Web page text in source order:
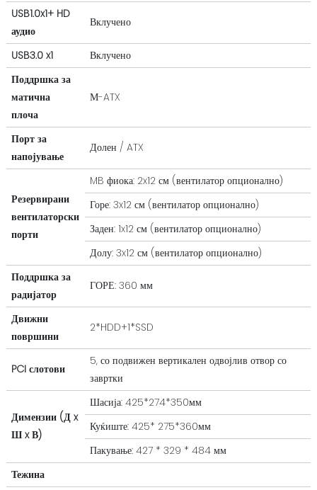
USB1.0x1+ HD
аудио
Вклучено
USB3.0 x1
Вклучено
Поддршка за
матична
плоча
М-ATX
Порт за
напојување
Долен / ATX
Резервирани
вентилаторски
порти
MB фиока: 2x12 см (вентилатор опционално)
Горе: 3x12 см (вентилатор опционално)
Заден: 1x12 см (вентилатор опционално)
Долу: 3x12 см (вентилатор опционално)
Поддршка за
радијатор
ГОРЕ: 360 мм
Движни
површини
2*HDD+1*SSD
PCI слотови
5, со подвижен вертикален одвојлив отвор со
завртки
Димензии (Д x
Ш x В)
Шасија: 425*274*350мм
Куќиште: 425* 275*360мм
Пакување: 427 * 329 * 484 мм
Тежина